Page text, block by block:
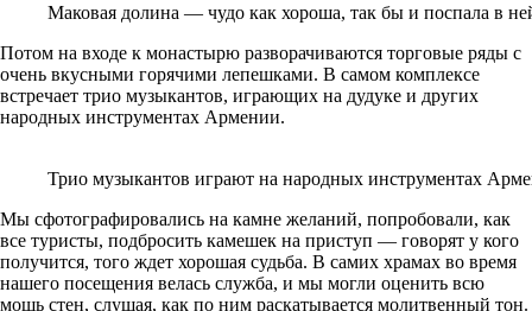
Маковая долина — чудо как хороша, так бы и поспала в
Потом на входе к монастырю разворачиваются торговые ряды с
очень вкусными горячими лепешками. В самом комплексе
встречает трио музыкантов, играющих на дудуке и других
народных инструментах Армении.
Трио музыкантов играют на народных инструментах
Мы сфотографировались на камне желаний, попробовали, как
все туристы, подбросить камешек на приступ — говорят у кого
получится, того ждет хорошая судьба. В самих храмах во время
нашего посещения велась служба, и мы могли оценить всю
мощь стен, слушая, как по ним раскатывается молитвенный тон.